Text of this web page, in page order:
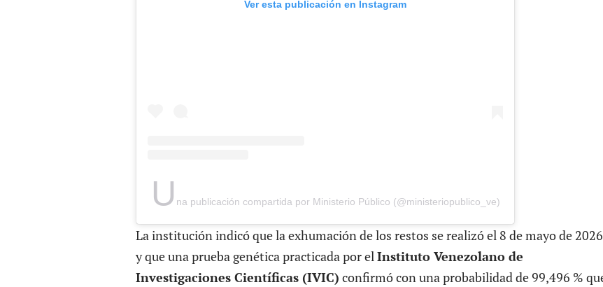
Ver esta publicación en Instagram
U na publicación compartida por Ministerio Público (@ministeriopublico_ve)
La institución indicó que la exhumación de los restos se realizó el 8 de mayo de 2026
y que una prueba genética practicada por el Instituto Venezolano de
Investigaciones Científicas (IVIC) confirmó con una probabilidad de 99,496 %